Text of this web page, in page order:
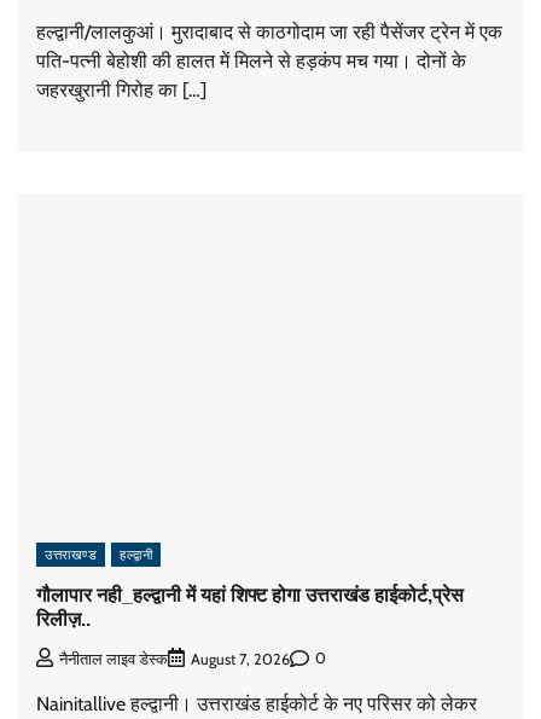
हल्द्वानी/लालकुआं। मुरादाबाद से काठगोदाम जा रही पैसेंजर ट्रेन में एक
पति-पत्नी बेहोशी की हालत में मिलने से हड़कंप मच गया। दोनों के
जहरखुरानी गिरोह का […]
उत्तराखण्ड हल्द्वानी
गौलापार नही_हल्द्वानी में यहां शिफ्ट होगा उत्तराखंड हाईकोर्ट,प्रेस
रिलीज़..
नैनीताल लाइव डेस्क August 7, 2026 0
Nainitallive हल्द्वानी। उत्तराखंड हाईकोर्ट के नए परिसर को लेकर